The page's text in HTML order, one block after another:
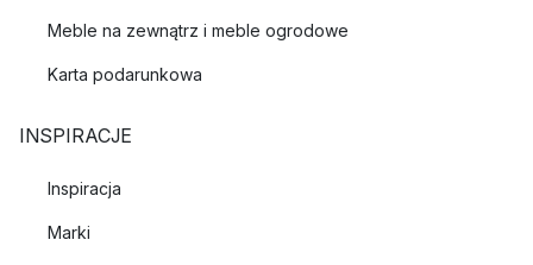
Meble na zewnątrz i meble ogrodowe
Karta podarunkowa
INSPIRACJE
Inspiracja
Marki